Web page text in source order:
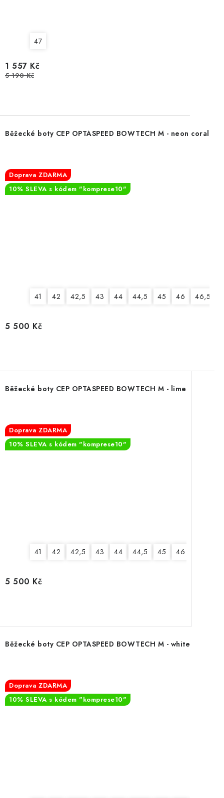
47
1 557 Kč
5 190 Kč
Běžecké boty CEP OPTASPEED BOWTECH M - neon coral
Doprava ZDARMA
10% SLEVA s kódem "komprese10"
41 42 42,5 43 44 44,5 45 46 46,5
5 500 Kč
Běžecké boty CEP OPTASPEED BOWTECH M - lime
Doprava ZDARMA
10% SLEVA s kódem "komprese10"
41 42 42,5 43 44 44,5 45 46
5 500 Kč
Běžecké boty CEP OPTASPEED BOWTECH M - white
Doprava ZDARMA
10% SLEVA s kódem "komprese10"